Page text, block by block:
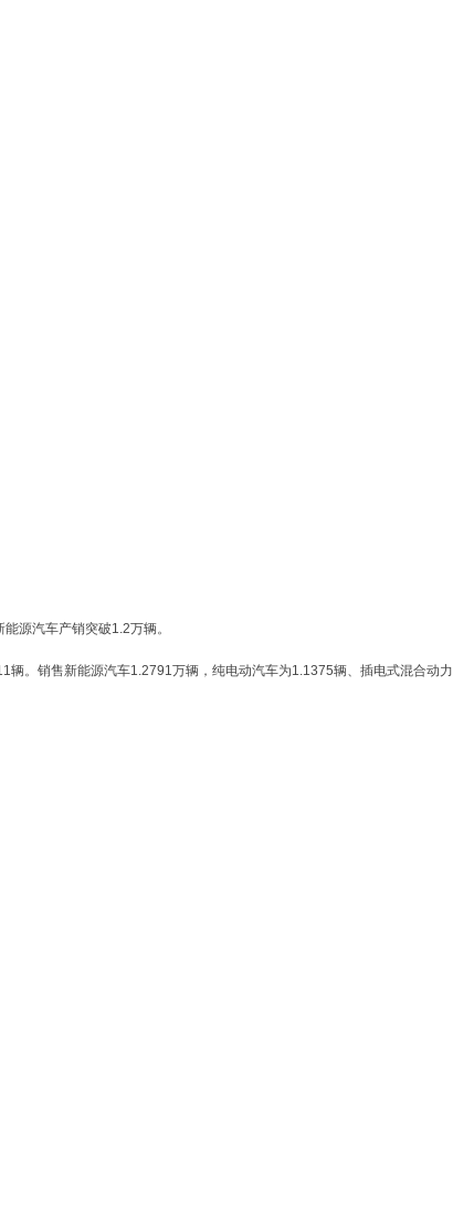
源汽车产销突破1.2万辆。
。销售新能源汽车1.2791万辆，纯电动汽车为1.1375辆、插电式混合动力